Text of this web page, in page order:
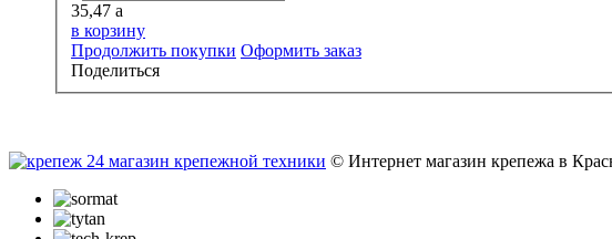
35,47 a
в корзину
Продолжить покупки Оформить заказ
Поделиться
© Интернет магазин крепежа в